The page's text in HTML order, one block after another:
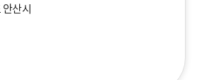
안산시